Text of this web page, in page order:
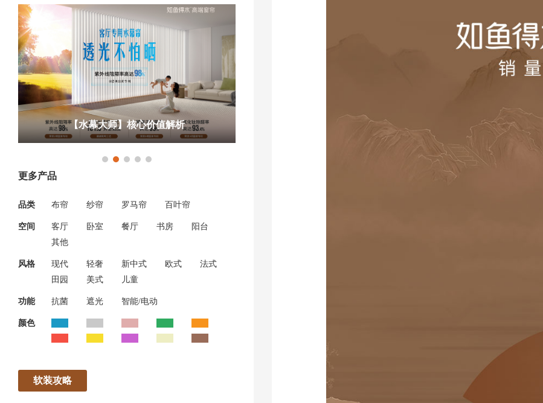
【水幕大师】核心价值解析
更多产品
品类 布帘 纱帘 罗马帘 百叶帘
空间 客厅 卧室 餐厅 书房
阳台
其他
风格 现代 轻奢 新中式 欧式
法式
田园
美式 儿童
功能 抗菌 遮光 智能/电动
颜色
软装攻略